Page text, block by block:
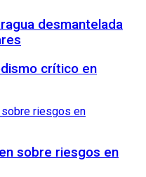
desmantelada
crítico en
sobre riesgos en